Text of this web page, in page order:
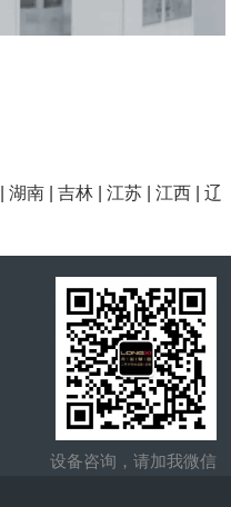
湖南 吉林 江苏 江西
辽
设备咨询，请加我微信